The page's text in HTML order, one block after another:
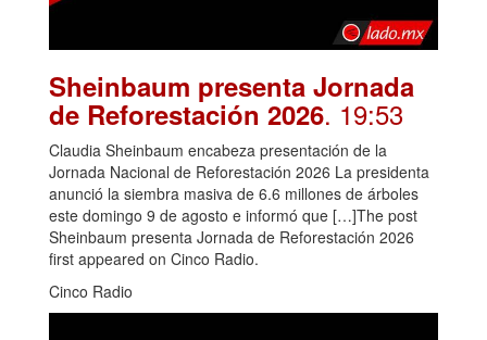
Sheinbaum presenta Jornada
de Reforestación 2026. 19:53
Claudia Sheinbaum encabeza presentación de la
Jornada Nacional de Reforestación 2026 La presidenta
anunció la siembra masiva de 6.6 millones de árboles
este domingo 9 de agosto e informó que […]The post
Sheinbaum presenta Jornada de Reforestación 2026
first appeared on Cinco Radio.
Cinco Radio